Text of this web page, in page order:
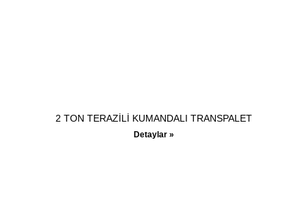
2 TON TERAZİLİ KUMANDALI TRANSPALET
Detaylar »